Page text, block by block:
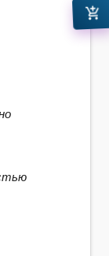
add_shopping_cart